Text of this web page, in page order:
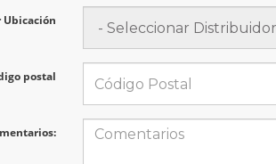
Ubicación
postal